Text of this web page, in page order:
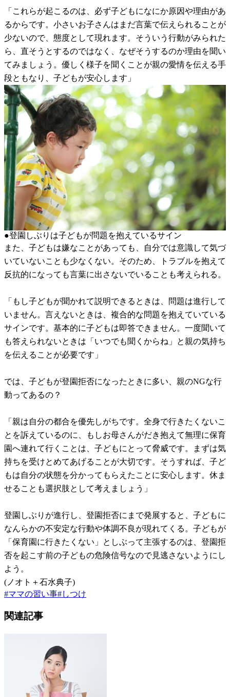
「これらが起こるのは、必ず子どもになにか原因や理由があ
るからです。小さいお子さんはまだ言葉で伝えられることが
少ないので、態度として現れます。そういう行動がみられた
ら、直そうとするのではなく、なぜそうするのか理由を聞い
てみましょう。優しく様子を聞くことが親の愛情を伝える手
段ともなり、子どもが安心します」
●登園しぶりは子どもが問題を抱えているサイン
また、子どもは嫌なことがあっても、自分では意識して気づ
いていないことも少なくない。そのため、トラブルを抱えて
反抗的になっても言葉に出さないでいることも考えられる。
「もし子どもが聞かれて説明できるときは、問題は進行して
いません。言えないときは、複合的な問題を抱えていている
サインです。基本的に子どもは即答できません。一度聞いて
も答えられないときは「いつでも聞くからね」と親の気持ち
を伝えることが必要です」
では、子どもが登園拒否になったときに多い、親のNGな行
動ってあるの？
「親は自分の都合を優先しがちです。全身で行きたくないこ
とを訴えているのに、もしお母さんがだき抱えて無理に保育
園へ連れて行くことは、子どもにとって脅威です。まずは気
持ちを受けとめてあげることが大切です。そうすれば、子ど
もは自分の状態を分かってもらえたことに安心します。休ま
せることも選択肢として考えましょう」
登園しぶりが進行し、登園拒否にまで発展すると、子どもに
なんらかの不安定な行動や体調不良が現れてくる。子どもが
「保育園に行きたくない」としぶって主張するのは、登園拒
否を起こす前の子どもの危険信号なので見逃さないようにし
よう。
(ノオト＋石水典子)
#ママの習い事#しつけ
関連記事